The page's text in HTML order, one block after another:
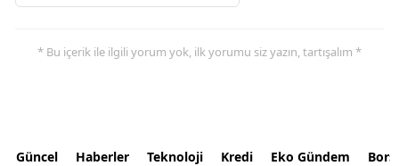
* Bu içerik ile ilgili yorum yok, ilk yorumu siz yazın, tartışalım *
Güncel Haberler Teknoloji Kredi Eko Gündem